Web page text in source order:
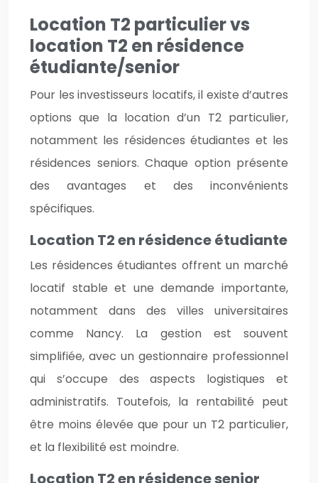
Location T2 particulier vs
location T2 en résidence
étudiante/senior
Pour les investisseurs locatifs, il existe d’autres
options que la location d’un T2 particulier,
notamment les résidences étudiantes et les
résidences seniors. Chaque option présente
des avantages et des inconvénients
spécifiques.
Location T2 en résidence étudiante
Les résidences étudiantes offrent un marché
locatif stable et une demande importante,
notamment dans des villes universitaires
comme Nancy. La gestion est souvent
simplifiée, avec un gestionnaire professionnel
qui s’occupe des aspects logistiques et
administratifs. Toutefois, la rentabilité peut
être moins élevée que pour un T2 particulier,
et la flexibilité est moindre.
Location T2 en résidence senior